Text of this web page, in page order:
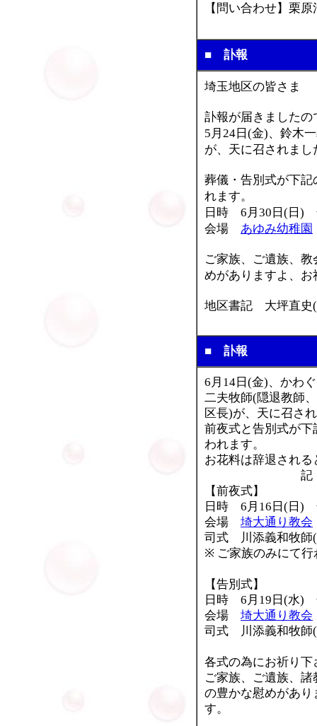
【問い合わせ】栗
■ 訃報
埼玉地区の皆さま
訃報が届きました
5月24日(金)、鈴木
が、天に召されまし
葬儀・告別式が下
れます。
日時 6月30日(日)
会場 あゆみ幼稚園
ご家族、ご遺族、
めがありますよ、
地区書記 大坪直史
■ 訃報
6月14日(金)、かわ
二夫牧師(隠退教師
区長)が、天に召さ
前夜式と告別式が
われます。
お花料は辞退され
記
【前夜式】
日時 6月16日(日)
会場 埼大通り教会
司式 川添義和牧師
※ ご家族のみにて行
【告別式】
日時 6月19日(水)
会場 埼大通り教会
司式 川添義和牧師
各式の為にお祈り下
ご家族、ご遺族、
の豊かな慰めがあ
す。